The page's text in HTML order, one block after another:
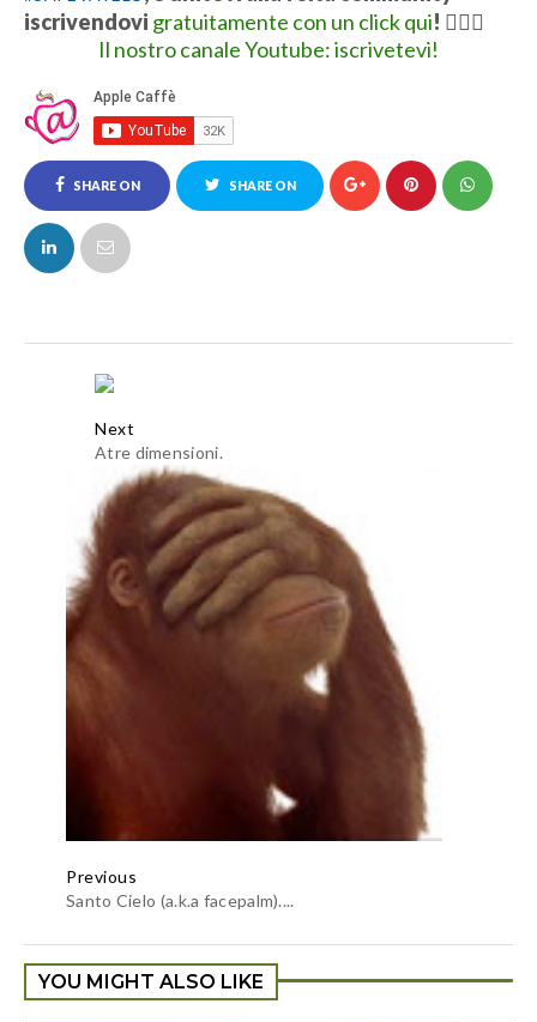
iscrivendovi gratuitamente con un click qui! 👍🏻💋
Il nostro canale Youtube: iscrivetevi!
SHARE ON
FACEBOOK
SHARE ON
Next
Atre dimensioni.
Previous
Santo Cielo (a.k.a facepalm)....
YOU MIGHT ALSO LIKE